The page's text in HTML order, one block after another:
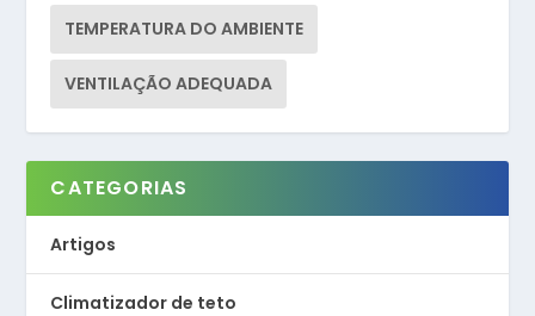
TEMPERATURA DO AMBIENTE
VENTILAÇÃO ADEQUADA
CATEGORIAS
Artigos
Climatizador de teto